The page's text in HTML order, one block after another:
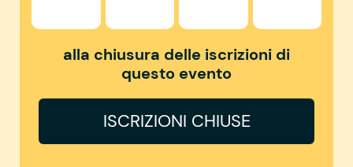
alla chiusura delle iscrizioni di
questo evento
ISCRIZIONI CHIUSE